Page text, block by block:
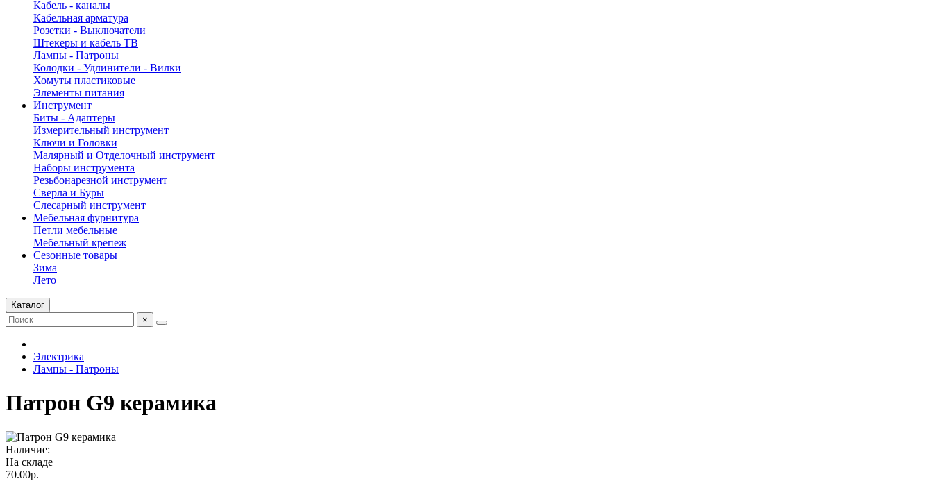
Кабель - каналы
Кабельная арматура
Розетки - Выключатели
Штекеры и кабель ТВ
Лампы - Патроны
Колодки - Удлинители - Вилки
Хомуты пластиковые
Элементы питания
Инструмент
Биты - Адаптеры
Измерительный инструмент
Ключи и Головки
Малярный и Отделочный инструмент
Наборы инструмента
Резьбонарезной инструмент
Сверла и Буры
Слесарный инструмент
Мебельная фурнитура
Петли мебельные
Мебельный крепеж
Сезонные товары
Зима
Лето
Каталог
×
Электрика
Лампы - Патроны
Патрон G9 керамика
Наличие:
На складе
70.00р.